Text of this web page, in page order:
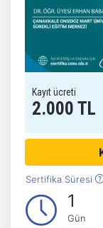
Kayıt ücreti
2.000 TL
Sertifika Süresi
1
Gün